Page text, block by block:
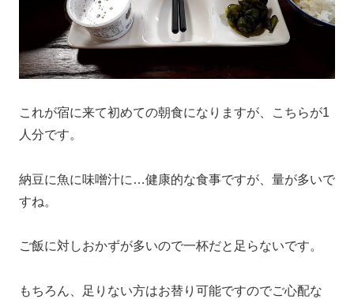
これが宿に来て初めての朝食になりますが、こちらが1
人分です。
納豆に魚に味噌汁に…健康的な食事ですが、量が多いで
すね。
ご飯に対しおかずが多いので一杯だと足らないです。
もちろん、足りない方はお替り可能ですのでご心配な